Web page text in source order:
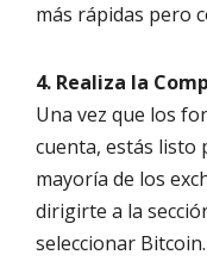
más rápidas pero
4. Realiza la
Una vez que los
cuenta, estás listo
mayoría de los
dirigirte a la
seleccionar